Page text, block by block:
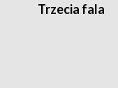
Trzecia fala -